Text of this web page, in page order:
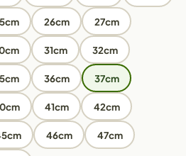
26cm 27cm
31cm 32cm
36cm 37cm
41cm 42cm
46cm 47cm